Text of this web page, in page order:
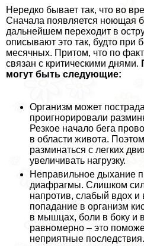
Нередко бывает так, что во
Сначала появляется ноющая
дальнейшем переходит в
описывают это так, будто при
мecячных. Притом, что по
связан с критическими днями.
могут быть следующие:
Организм может
проигнорировали
Резкое начало бега
в области живота.
разминаться с легких
увеличивать нагрузку.
Неправильное дыхание
диафрагмы. Слишком
напротив, слабый вдох и
попадание в организм
в мышцах, боли в боку и
равномерно – это
неприятные последствия.